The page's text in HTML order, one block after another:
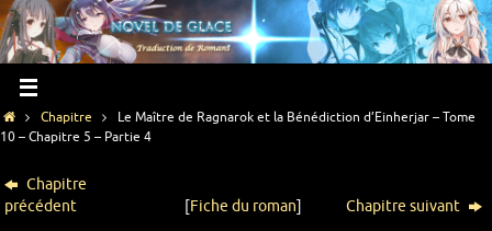
Chapitre
Le Maître de Ragnarok et la Bénédiction d’Einherjar – Tome
10 – Chapitre 5 – Partie 4
Chapitre
précédent
[Fiche du roman] Chapitre suivant